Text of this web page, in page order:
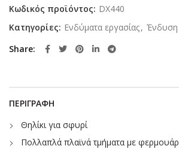
Κωδικός προϊόντος: DX440
Κατηγορίες: Ενδύματα εργασίας, Ένδυση
Share
ΠΕΡΙΓΡΑΦΉ
Θηλίκι για σφυρί
Πολλαπλά πλαϊνά τμήματα με φερμουάρ